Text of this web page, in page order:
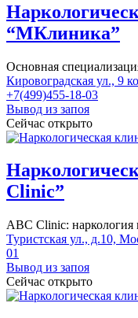
“МКлиника”
Основная
Кировоградская ул., 9
+7(499)455-18-03
Вывод из запоя
Сейчас открыто
Clinic”
ABC Clinic: наркология
Туристская ул., д.10,
01
Вывод из запоя
Сейчас открыто